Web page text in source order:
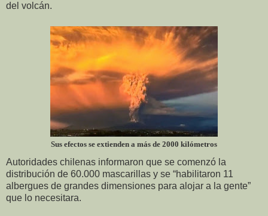
del volcán.
Sus efectos se extienden a más de 2000 kilómetros
Autoridades chilenas informaron que se comenzó la
distribución de 60.000 mascarillas y se “habilitaron 11
albergues de grandes dimensiones para alojar a la gente”
que lo necesitara.